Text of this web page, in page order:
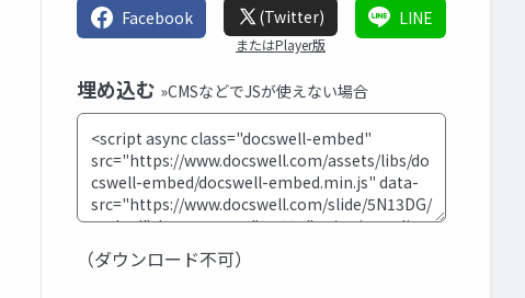
Facebook (Twitter)
またはPlayer版
LINE
埋め込む »CMSなどでJSが使えない場合
（ダウンロード不可）